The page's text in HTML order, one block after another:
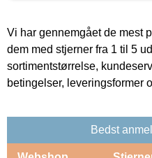
Vi har gennemgået de mest
dem med stjerner fra 1 til 5
sortimentstørrelse,
betingelser, leveringsformer
Bedst